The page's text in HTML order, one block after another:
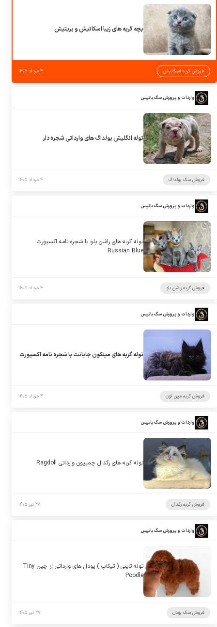
بچه گربه های زیبا اسکاتیش و بریتیش
فروش گربه اسکاتیش ۴ مرداد ۱۴۰۵
واردات و پرورش سگ باتیس
توله انگلیش بولداگ های وارداتی شجره دار
فروش سگ بولداگ ۴ مرداد ۱۴۰۵
واردات و پرورش سگ باتیس
توله گربه های راشن بلو با شجره نامه اکسپورت
Russian Blue
فروش گربه راشن بلو ۴ مرداد ۱۴۰۵
واردات و پرورش سگ باتیس
توله گربه های مینکون جایانت با شجره نامه اکسپورت
فروش گربه مین کون ۴ مرداد ۱۴۰۵
واردات و پرورش سگ باتیس
توله گربه های رگدال چمپیون وارداتی Ragdoll
فروش گربه رگدال ۲۸ تیر ۱۴۰۵
واردات و پرورش سگ باتیس
توله تاینی ( تیکاپ ) پودل های وارداتی از چین Tiny
Poodle
فروش سگ پودل ۲۷ تیر ۱۴۰۵